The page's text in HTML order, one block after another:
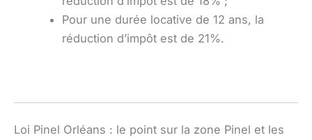
Pour une durée locative de 12 ans, la
réduction d’impôt est de 21%.
Loi Pinel Orléans : le point sur la zone Pinel et les